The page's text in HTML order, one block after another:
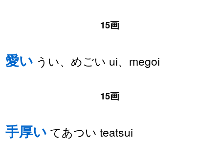
15画
愛い うい、めごい ui、megoi
15画
手厚い てあつい teatsui